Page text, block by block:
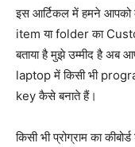
इस आर्टिकल में हमने
item या folder का
बताया है मुझे उम्मीद है
laptop में किसी भी
key कैसे बनाते हैं।
किसी भी प्रोग्राम का